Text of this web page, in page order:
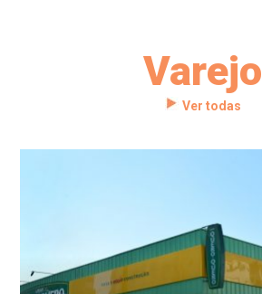
Varejo
Ver todas